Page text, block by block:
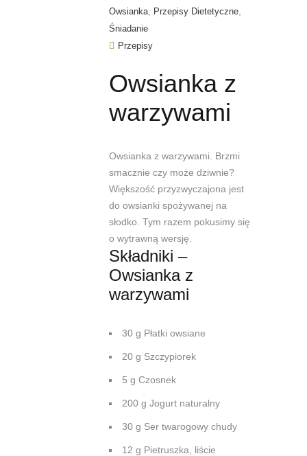
Owsianka Przepisy Dietetyczne
Śniadanie
Przepisy
Owsianka z
warzywami
Owsianka z warzywami. Brzmi
smacznie czy może dziwnie?
Większość przyzwyczajona jest
do owsianki spożywanej na
słodko. Tym razem pokusimy się
o wytrawną wersję.
Składniki –
Owsianka z
warzywami
30 g Płatki owsiane
20 g Szczypiorek
5 g Czosnek
200 g Jogurt naturalny
30 g Ser twarogowy chudy
12 g Pietruszka, liście